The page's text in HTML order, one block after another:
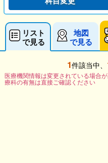
リスト
で見る
地図
で見る
1件該当中、
医療機関情報は変更されている場合
療科の有無は直接ご確認ください